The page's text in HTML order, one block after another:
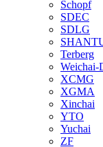
Schopf
SDEC
SDLG
Terberg
Weichai-
XCMG
XGMA
Xinchai
YTO
Yuchai
ZF